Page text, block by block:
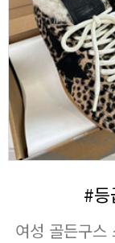
#등
여성 골든구